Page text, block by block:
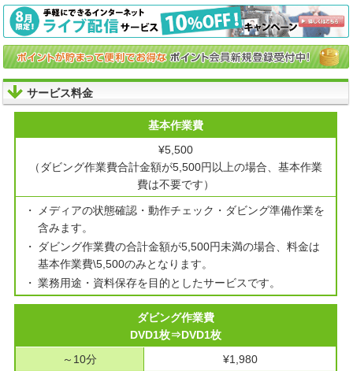
サービス料金
基本作業費
¥5,500
（ダビング作業費合計金額が5,500円以上の場合、基本作業
費は不要です）
メディアの状態確認・動作チェック・ダビング準備作業を
含みます。
ダビング作業費の合計金額が5,500円未満の場合、料金は
基本作業費\5,500のみとなります。
業務用途・資料保存を目的としたサービスです。
ダビング作業費
DVD1枚⇒DVD1枚
～10分
¥1,980